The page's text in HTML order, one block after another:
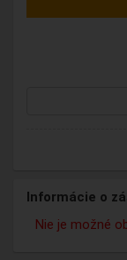
Informácie o
Nie je možné